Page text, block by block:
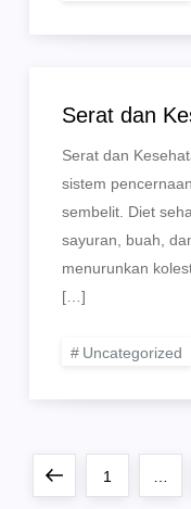
Serat dan
Serat dan
sistem
sembelit. Diet
sayuran, buah,
menurunkan
[…]
Uncategorized
Posts
PreviousPage
1